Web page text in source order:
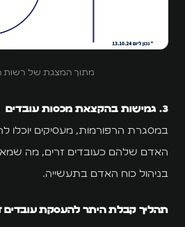
מתוך המצגת של רשות
3. גמישות בהקצאת מכסות עובדים
האדם שלהם כעובדים זרים, מה
בניהול כוח האדם בתעשייה.
תהליך קבלת היתר להעסקת עובדים